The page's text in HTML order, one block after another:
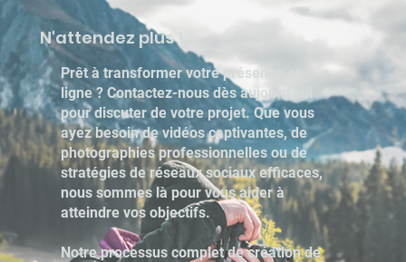
N'attendez plus !
Prêt à transformer votre présence en
ligne ? Contactez-nous dès aujourd'hui
pour discuter de votre projet. Que vous
ayez besoin de vidéos captivantes, de
photographies professionnelles ou de
stratégies de réseaux sociaux efficaces,
nous sommes là pour vous aider à
atteindre vos objectifs.
Notre processus complet de création de